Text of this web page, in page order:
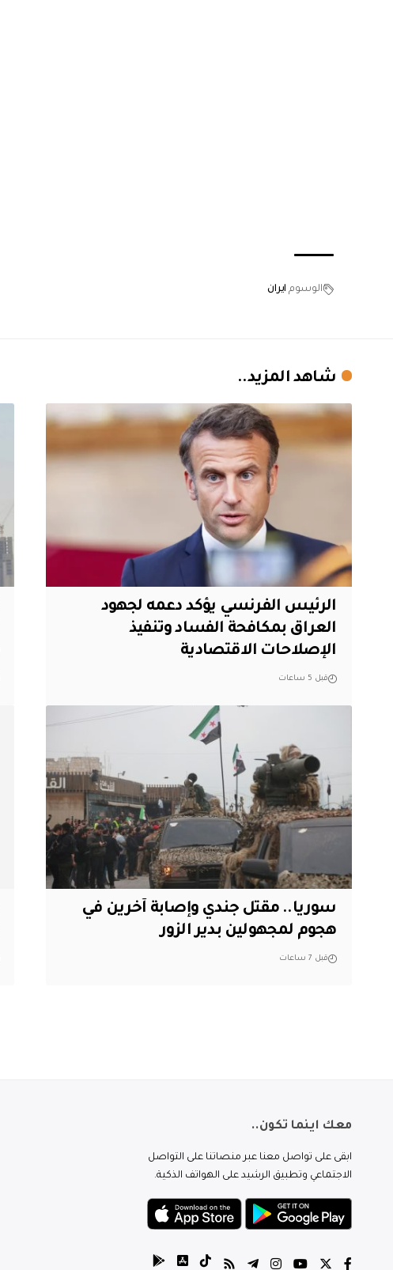
الوسوم ايران
شاهد المزيد..
الرئيس الفرنسي يؤكد دعمه لجهود
العراق بمكافحة الفساد وتنفيذ
الإصلاحات الاقتصادية
قبل 5 ساعات
سوريا.. مقتل جندي وإصابة آخرين في
هجوم لمجهولين بدير الزور
قبل 7 ساعات
معك اينما تكون..
ابقى على تواصل معنا عبر منصاتنا على التواصل
الاجتماعي وتطبيق الرشيد على الهواتف الذكية.